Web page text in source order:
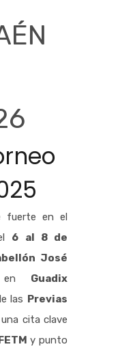
fuerte en el
6 al 8 de
José
Guadix
las Previas
cita clave
y punto